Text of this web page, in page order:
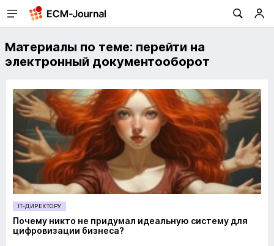
Материалы по теме: перейти на
электронный документооборот
IT-ДИРЕКТОРУ
Почему никто не придумал идеальную систему для
цифровизации бизнеса?